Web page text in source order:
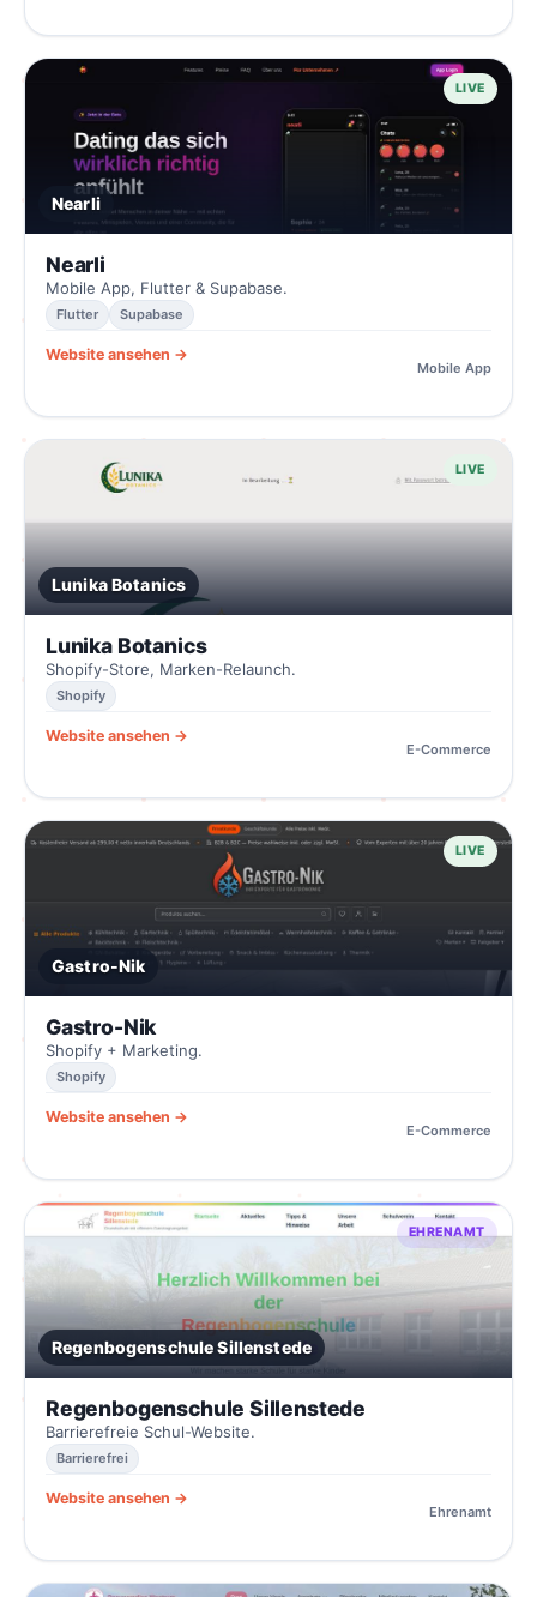
LIVE
Nearli
Nearli
Mobile App, Flutter & Supabase.
Flutter Supabase
Website ansehen →
Mobile App
LIVE
Lunika Botanics
Lunika Botanics
Shopify-Store, Marken-Relaunch.
Shopify
Website ansehen →
E-Commerce
LIVE
Gastro-Nik
Gastro-Nik
Shopify + Marketing.
Shopify
Website ansehen →
E-Commerce
EHRENAMT
Regenbogenschule Sillenstede
Regenbogenschule Sillenstede
Barrierefreie Schul-Website.
Barrierefrei
Website ansehen →
Ehrenamt